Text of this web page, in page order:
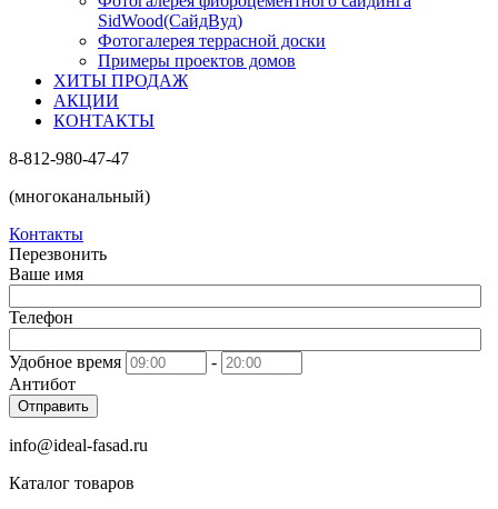
SidWood(СайдВуд)
Фотогалерея террасной доски
Примеры проектов домов
ХИТЫ ПРОДАЖ
АКЦИИ
КОНТАКТЫ
8-812-980-47-47
(многоканальный)
Контакты
Перезвонить
Ваше имя
Телефон
Удобное время
-
Антибот
Отправить
info@ideal-fasad.ru
Каталог товаров